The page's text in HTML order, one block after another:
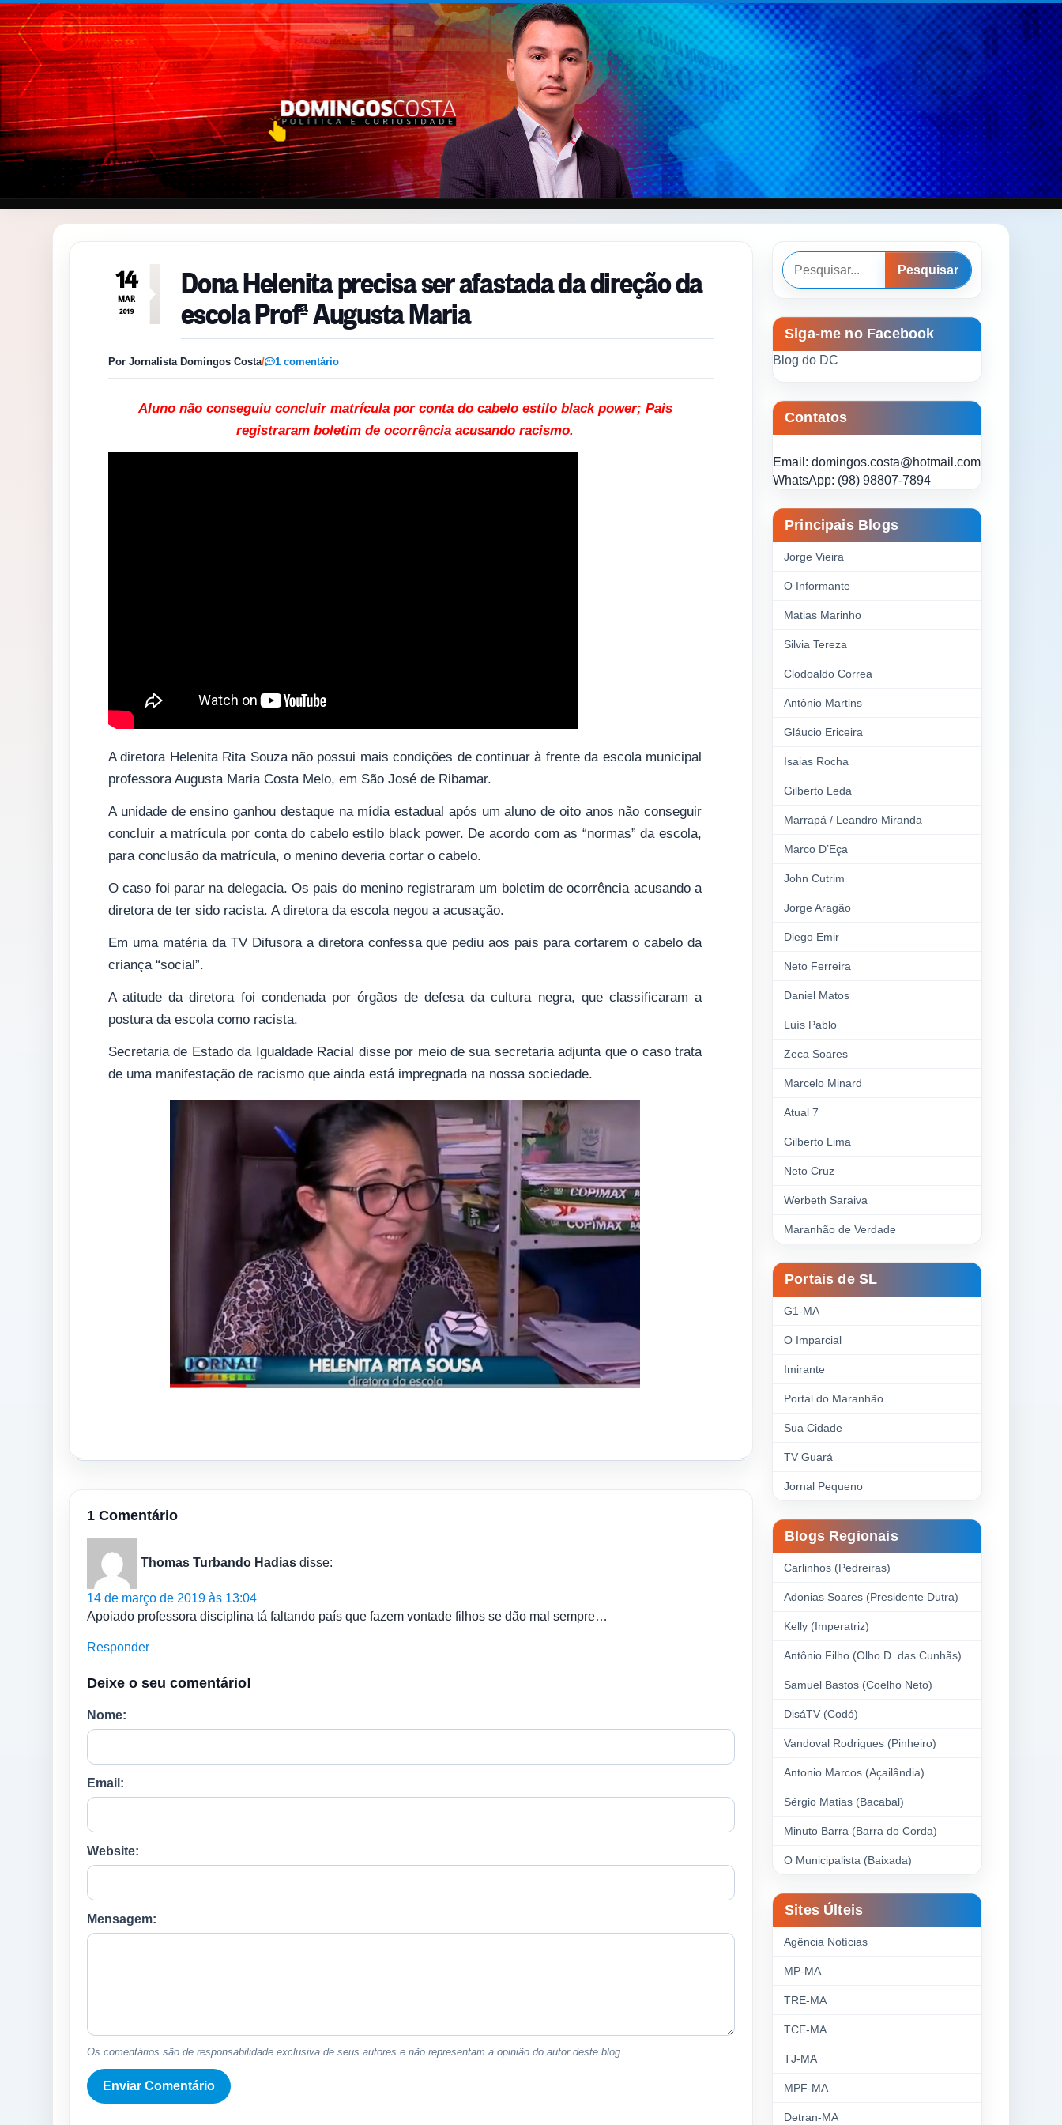
Pular para o conteúdo
14
MAR
2019
Dona Helenita precisa ser afastada da direção da
escola Profª Augusta Maria
Por Jornalista Domingos Costa/ 1 comentário
Aluno não conseguiu concluir matrícula por conta do cabelo estilo black power; Pais
registraram boletim de ocorrência acusando racismo.
A diretora Helenita Rita Souza não possui mais condições de continuar à frente da escola municipal
professora Augusta Maria Costa Melo, em São José de Ribamar.
A unidade de ensino ganhou destaque na mídia estadual após um aluno de oito anos não conseguir
concluir a matrícula por conta do cabelo estilo black power. De acordo com as “normas” da escola,
para conclusão da matrícula, o menino deveria cortar o cabelo.
O caso foi parar na delegacia. Os pais do menino registraram um boletim de ocorrência acusando a
diretora de ter sido racista. A diretora da escola negou a acusação.
Em uma matéria da TV Difusora a diretora confessa que pediu aos pais para cortarem o cabelo da
criança “social”.
A atitude da diretora foi condenada por órgãos de defesa da cultura negra, que classificaram a
postura da escola como racista.
Secretaria de Estado da Igualdade Racial disse por meio de sua secretaria adjunta que o caso trata
de uma manifestação de racismo que ainda está impregnada na nossa sociedade.
1 Comentário
Thomas Turbando Hadias disse:
14 de março de 2019 às 13:04
Apoiado professora disciplina tá faltando país que fazem vontade filhos se dão mal sempre…
Responder
Deixe o seu comentário!
Nome:
Email:
Website:
Mensagem:
Os comentários são de responsabilidade exclusiva de seus autores e não representam a opinião do autor deste blog.
Pesquisar
Pesquisar
Siga-me no Facebook
Blog do DC
Contatos
Email: domingos.costa@hotmail.com
WhatsApp: (98) 98807-7894
Principais Blogs
Jorge Vieira
O Informante
Matias Marinho
Silvia Tereza
Clodoaldo Correa
Antônio Martins
Gláucio Ericeira
Isaias Rocha
Gilberto Leda
Marrapá / Leandro Miranda
Marco D’Eça
John Cutrim
Jorge Aragão
Diego Emir
Neto Ferreira
Daniel Matos
Luís Pablo
Zeca Soares
Marcelo Minard
Atual 7
Gilberto Lima
Neto Cruz
Werbeth Saraiva
Maranhão de Verdade
Portais de SL
G1-MA
O Imparcial
Imirante
Portal do Maranhão
Sua Cidade
TV Guará
Jornal Pequeno
Blogs Regionais
Carlinhos (Pedreiras)
Adonias Soares (Presidente Dutra)
Kelly (Imperatriz)
Antônio Filho (Olho D. das Cunhãs)
Samuel Bastos (Coelho Neto)
DisáTV (Codó)
Vandoval Rodrigues (Pinheiro)
Antonio Marcos (Açailândia)
Sérgio Matias (Bacabal)
Minuto Barra (Barra do Corda)
O Municipalista (Baixada)
Sites Últeis
Agência Notícias
MP-MA
TRE-MA
TCE-MA
TJ-MA
MPF-MA
Detran-MA